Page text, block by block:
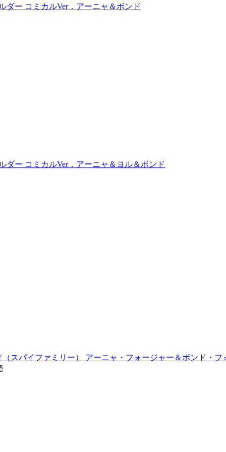
ダー コミカルVer．アーニャ＆ボンド
ダー コミカルVer．アーニャ＆ヨル＆ボンド
スパイファミリー） アーニャ・フォージャー＆ボンド・